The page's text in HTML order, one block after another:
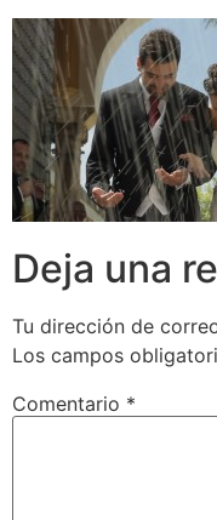
Deja una
Tu dirección de
Los campos
Comentario *